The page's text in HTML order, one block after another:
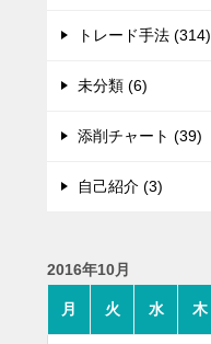
トレード手法 (314)
未分類 (6)
添削チャート (39)
自己紹介 (3)
2016年10月
月 火 水 木